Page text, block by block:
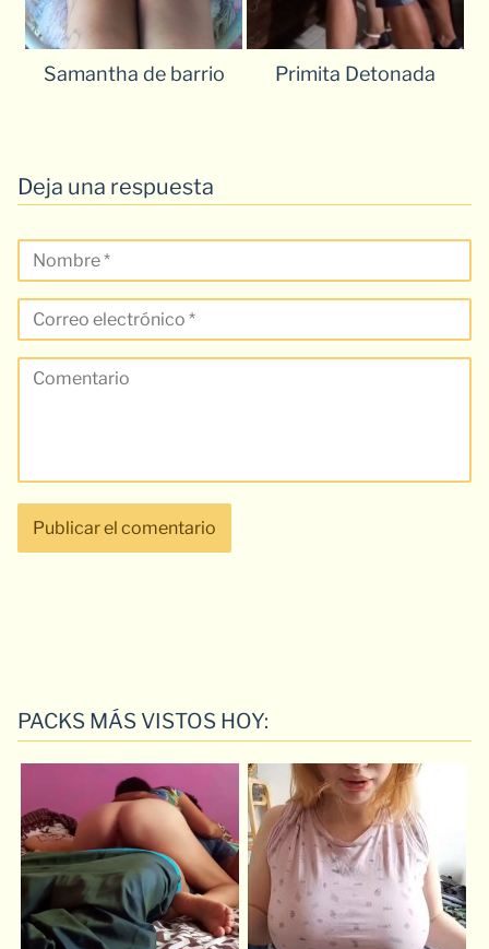
Samantha de barrio Primita Detonada
Deja una respuesta
PACKS MÁS VISTOS HOY: